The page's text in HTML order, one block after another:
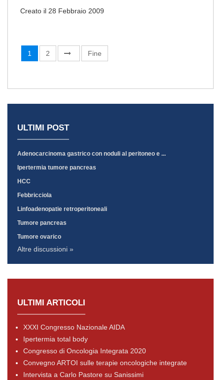
Creato il 28 Febbraio 2009
1 2 Fine
ULTIMI POST
Adenocarcinoma gastrico con noduli al peritoneo e ...
Ipertermia tumore pancreas
HCC
Febbricciola
Linfoadenopatie retroperitoneali
Tumore pancreas
Tumore ovarico
Altre discussioni »
ULTIMI ARTICOLI
XXXI Congresso Nazionale AIDA
Ipertermia total body
Congresso di Oncologia Integrata 2020
Convegno ARTOI sulle terapie oncologiche integrate
Intervista a Carlo Pastore su Sanissimi